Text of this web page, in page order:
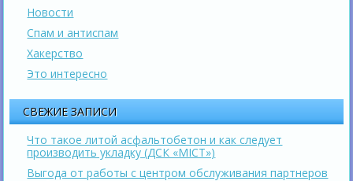
Новости
Спам и антиспам
Хакерство
Это интересно
СВЕЖИЕ ЗАПИСИ
Что такое литой асфальтобетон и как следует
производить укладку (ДСК «МІСТ»)
Выгода от работы с центром обслуживания партнеров